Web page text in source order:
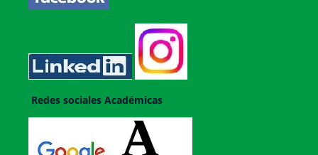
Redes sociales Académicas